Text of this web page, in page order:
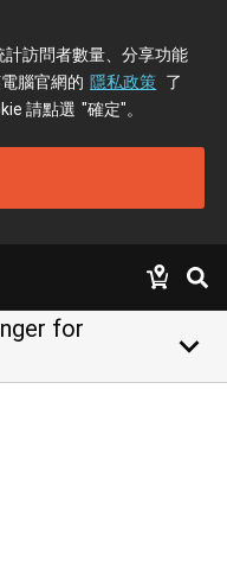
計訪問者數量、分享功能
腦官網的 隱私政策 了
請點選 "確定"。
for
keyboard_arrow_down